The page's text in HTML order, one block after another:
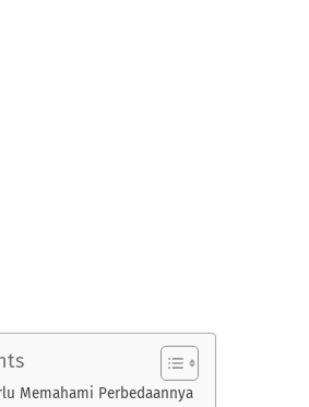
Memahami Perbedaannya